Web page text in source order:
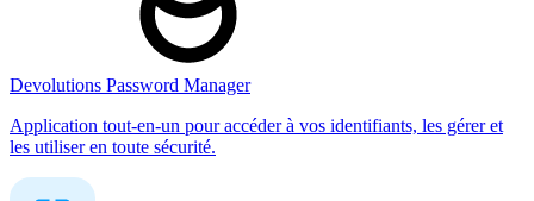
Devolutions Password Manager
Application tout-en-un pour accéder à vos identifiants, les gérer et
les utiliser en toute sécurité.